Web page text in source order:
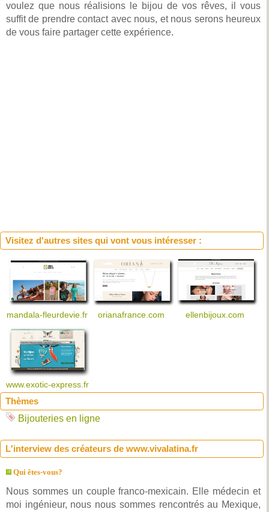
voulez que nous réalisions le bijou de vos rêves, il vous
suffit de prendre contact avec nous, et nous serons heureux
de vous faire partager cette expérience.
Visitez d'autres sites qui vont vous intéresser :
mandala-fleurdevie.fr orianafrance.com ellenbijoux.com
www.exotic-express.fr
Thèmes
Bijouteries en ligne
L'interview des créateurs de www.vivalatina.fr
Qui êtes-vous?
Nous sommes un couple franco-mexicain. Elle médecin et
moi ingénieur, nous nous sommes rencontrés au Mexique,